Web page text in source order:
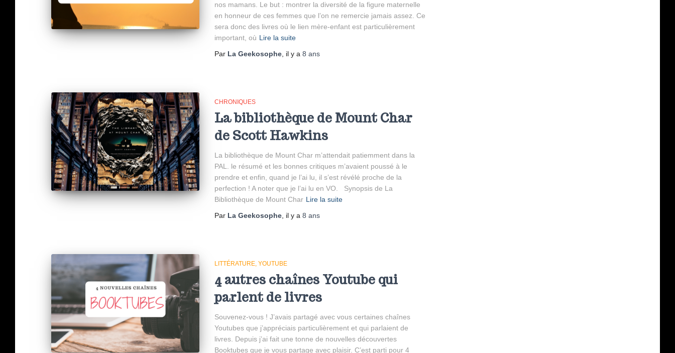
nos mamans. Le but : montrer la diversité de la figure maternelle
en honneur de ces femmes que l’on ne remercie jamais assez. Ce
sera donc des livres où le lien mère-enfant est particulièrement
important, où Lire la suite
Par La Geekosophe , il y a 8 ans
CHRONIQUES
La bibliothèque de Mount Char
de Scott Hawkins
La bibliothèque de Mount Char m’attendait patiemment dans la
PAL. le résumé et les bonnes critiques m’avaient poussé à le
prendre et enfin, quand je l’ai lu, il s’est révélé proche de la
perfection ! A noter que je l’ai lu en VO. Synopsis de La
Bibliothèque de Mount Char Lire la suite
Par La Geekosophe , il y a 8 ans
LITTÉRATURE YOUTUBE
4 autres chaînes Youtube qui
parlent de livres
Souvenez-vous ! J’avais partagé avec vous certaines chaînes
Youtubes que j’appréciais particulièrement et qui parlaient de
livres. Depuis j’ai fait une tonne de nouvelles découvertes
Booktubes que je vous partage avec plaisir. C’est parti pour 4